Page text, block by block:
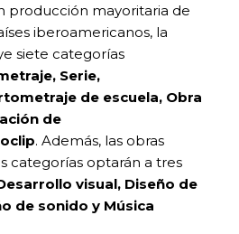
producción mayoritaria de
iberoamericanos, la
siete categorías
Serie,
de escuela, Obra
de
. Además, las obras
categorías optarán a tres
visual, Diseño de
de sonido y Música